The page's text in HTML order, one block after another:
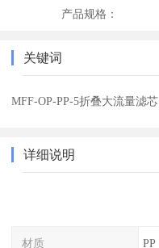
产品规格：
关键词
MFF-OP-PP-5折叠大流量滤芯
详细说明
材质 PP